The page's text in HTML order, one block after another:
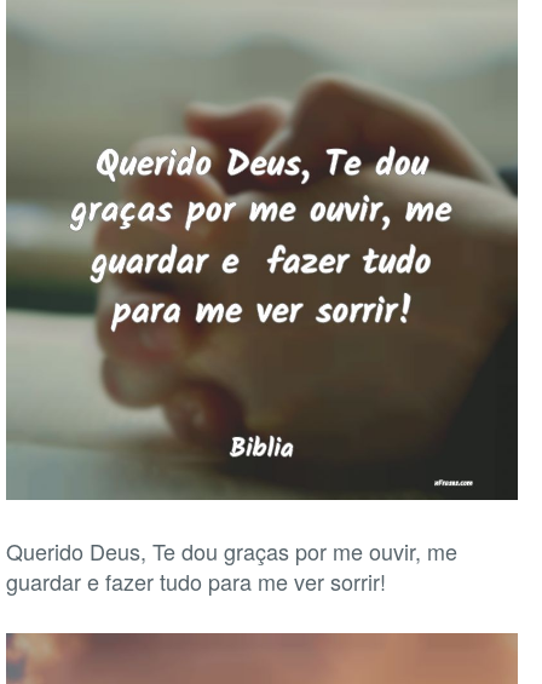
Querido Deus, Te dou graças por me ouvir, me
guardar e fazer tudo para me ver sorrir!